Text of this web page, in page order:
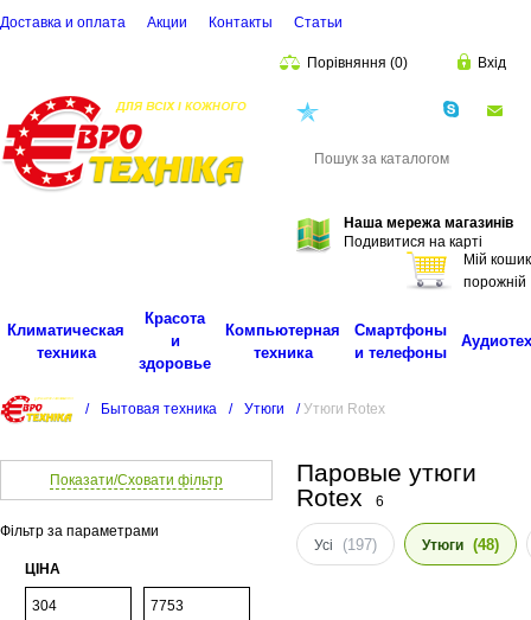
Доставка и оплата Акции Контакты Cтатьи
Порівняння (0) Вхід
Наша мережа магазинів
Подивитися на карті
Мій кошик
порожній
Климатическая
техника
Красота
и
здоровье
Компьютерная
техника
Смартфоны
и телефоны
/ Бытовая техника / Утюги / Утюги Rotex
Показати/Сховати фільтр
Фільтр за параметрами
ЦІНА
Паровые утюги
Rotex
6
Усі (197) Утюги (48)